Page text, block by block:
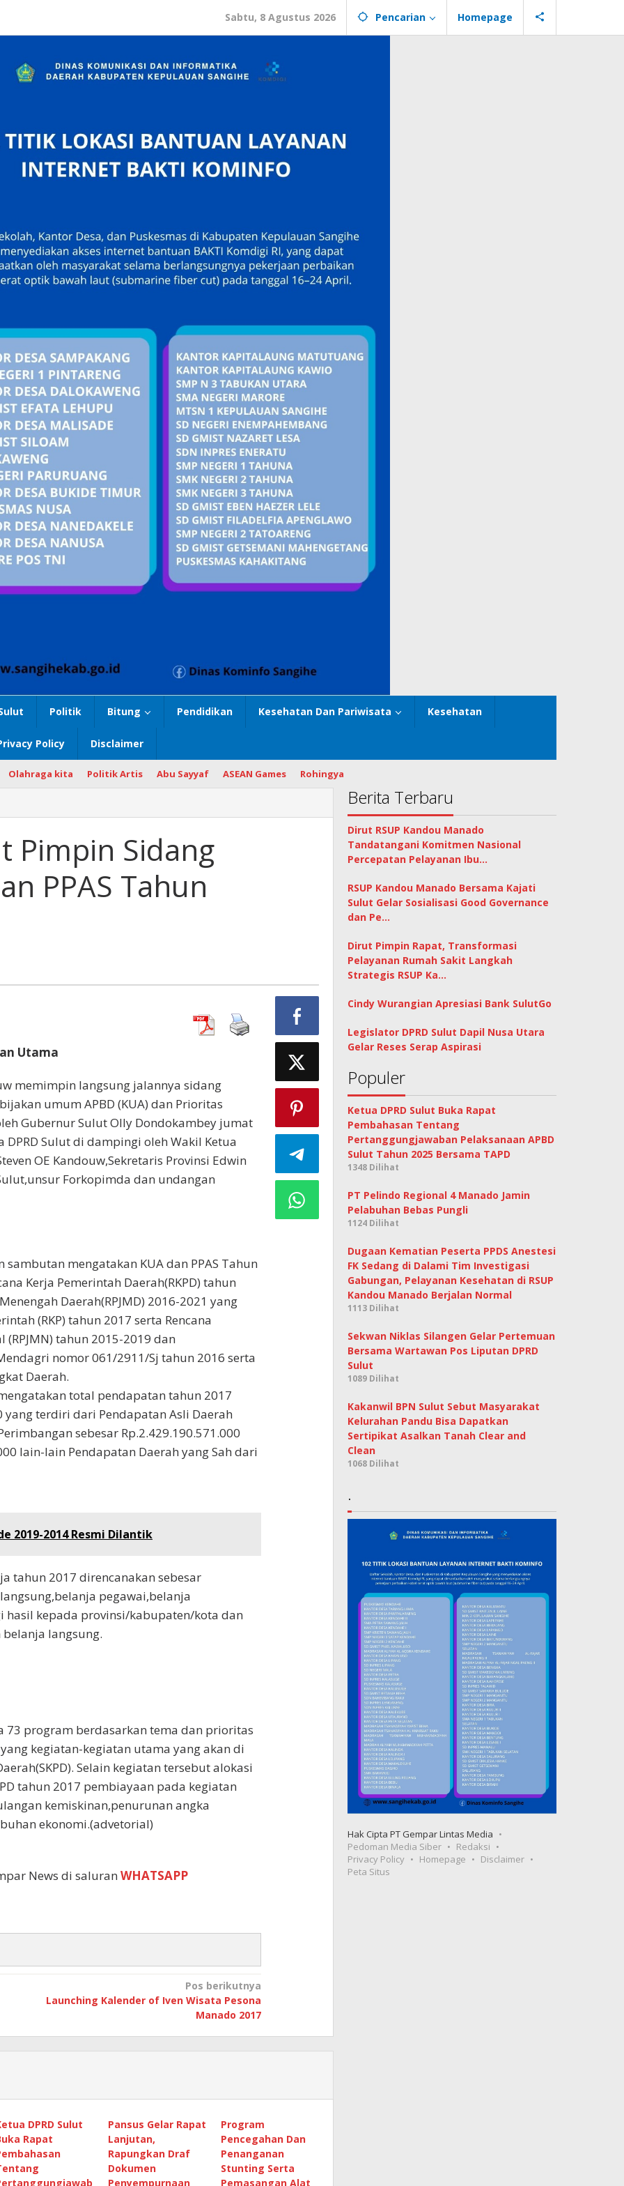
Sabtu, 8 Agustus 2026 Pencarian Homepage
Politik Bitung Pendidikan Kesehatan Dan Pariwisata Kesehatan
Policy Disclaimer
Olahraga kita Politik Artis Abu Sayyaf ASEAN Games Rohingya
Pimpin Sidang
PPAS Tahun
Utama
memimpin langsung jalannya sidang
umum APBD (KUA) dan Prioritas
Gubernur Sulut Olly Dondokambey jumat
Sulut di dampingi oleh Wakil Ketua
OE Kandouw,Sekretaris Provinsi Edwin
Forkopimda dan undangan
mengatakan KUA dan PPAS Tahun
Kerja Pemerintah Daerah(RKPD) tahun
Daerah(RPJMD) 2016-2021 yang
(RKP) tahun 2017 serta Rencana
tahun 2015-2019 dan
nomor 061/2911/Sj tahun 2016 serta
Daerah.
total pendapatan tahun 2017
yang terdiri dari Pendapatan Asli Daerah
sebesar Rp.2.429.190.571.000
lain-lain Pendapatan Daerah yang Sah dari
2019-2014 Resmi Dilantik
tahun 2017 direncanakan sebesar
pegawai,belanja
kepada provinsi/kabupaten/kota dan
langsung.
73 program berdasarkan tema dan prioritas
kegiatan-kegiatan utama yang akan di
Selain kegiatan tersebut alokasi
tahun 2017 pembiayaan pada kegiatan
kemiskinan,penurunan angka
ekonomi.(advetorial)
News di saluran WHATSAPP
Pos berikutnya
Launching Kalender of Iven Wisata Pesona
Manado 2017
DPRD Sulut
Rapat
Pansus Gelar Rapat
Lanjutan,
Rapungkan Draf
Dokumen
Penyempurnaan
Program
Pencegahan Dan
Penanganan
Stunting Serta
Pemasangan Alat
Berita Terbaru
Dirut RSUP Kandou Manado
Tandatangani Komitmen Nasional
Percepatan Pelayanan Ibu…
RSUP Kandou Manado Bersama Kajati
Sulut Gelar Sosialisasi Good Governance
dan Pe…
Dirut Pimpin Rapat, Transformasi
Pelayanan Rumah Sakit Langkah
Strategis RSUP Ka…
Cindy Wurangian Apresiasi Bank SulutGo
Legislator DPRD Sulut Dapil Nusa Utara
Gelar Reses Serap Aspirasi
Populer
Ketua DPRD Sulut Buka Rapat
Pembahasan Tentang
Pertanggungjawaban Pelaksanaan APBD
Sulut Tahun 2025 Bersama TAPD
1348 Dilihat
PT Pelindo Regional 4 Manado Jamin
Pelabuhan Bebas Pungli
1124 Dilihat
Dugaan Kematian Peserta PPDS Anestesi
FK Sedang di Dalami Tim Investigasi
Gabungan, Pelayanan Kesehatan di RSUP
Kandou Manado Berjalan Normal
1113 Dilihat
Sekwan Niklas Silangen Gelar Pertemuan
Bersama Wartawan Pos Liputan DPRD
Sulut
1089 Dilihat
Kakanwil BPN Sulut Sebut Masyarakat
Kelurahan Pandu Bisa Dapatkan
Sertipikat Asalkan Tanah Clear and
Clean
1068 Dilihat
.
Hak Cipta PT Gempar Lintas Media
Pedoman Media Siber
Redaksi
Privacy Policy
Homepage
Disclaimer
Peta Situs